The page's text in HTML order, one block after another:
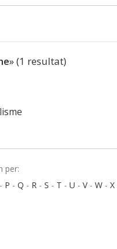
» (1 resultat)
per:
- P - Q - R - S - T - U - V- W - X